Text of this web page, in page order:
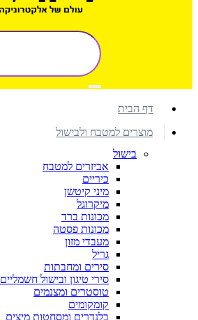
דף הבית
מוצרים למטבח ולבישול
בישול
אביזרים למטבח
כיריים
מיני קיטשן
מיקרוגל
מכונות ברד
מכונות פסטה
מעבדי מזון
גריל
סירים ומחבתות
סירי טיגון ובישול חשמליים
טוסטרים ומצנמים
קומקומים
בלנדרים ומסחטות מיצים